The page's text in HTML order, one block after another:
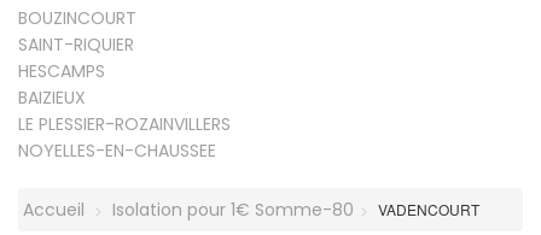
BOUZINCOURT
SAINT-RIQUIER
HESCAMPS
BAIZIEUX
LE PLESSIER-ROZAINVILLERS
NOYELLES-EN-CHAUSSEE
Accueil Isolation pour 1€ Somme-80 VADENCOURT